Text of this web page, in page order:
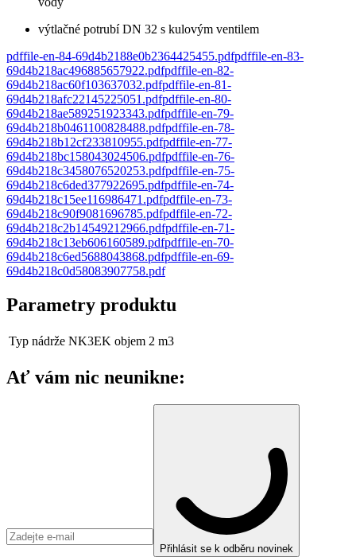
výtlačné potrubí DN 32 s kulovým ventilem
pdffile-en-84-69d4b2188e0b2364425455.pdfpdffile-en-83-
69d4b218ac496885657922.pdfpdffile-en-82-
69d4b218ac60f103637032.pdfpdffile-en-81-
69d4b218afc22145225051 .pdfpdffile-en-80-
69d4b218ae589251923343.pdfpdffile-en-79-
69d4b218b0461100828488.pdfpdffile-en-78-
69d4b218b12cf233810955.pdfpdffile-en-77-
69d4b218bc158043024506.pdfpdffile-en-76-
69d4b218c3458076520253.pdfpdffile-en-75-
69d4b218c6ded377922695.pdfpdffile-en-74-
69d4b218c15ee116986471 .pdfpdffile-en-73-
69d4b218c90f9081696785.pdfpdffile-en-72-
69d4b218c2b14549212966.pdfpdffile-en-71-
69d4b218c13eb606160589.pdfpdffile-en-70-
69d4b218c6ed5688043868.pdfpdffile-en-69-
69d4b218c0d58083907758.pdf
Parametry produktu
Typ nádrže NK3EK objem 2 m3
Ať vám nic neunikne:
Přihlásit se k odběru novinek